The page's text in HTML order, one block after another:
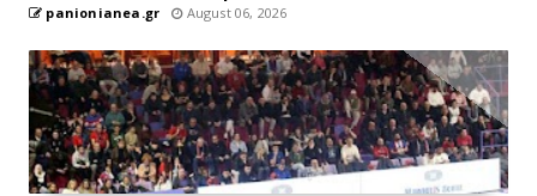
panionianea.gr August 06, 2026